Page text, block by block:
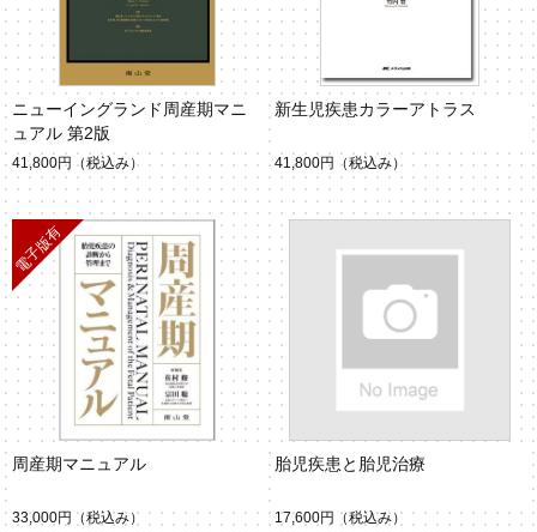
ニューイングランド周産期マニ
ュアル 第2版
41,800円 （税込み）
新生児疾患カラーアトラス
41,800円 （税込み）
周産期マニュアル
33,000円 （税込み）
胎児疾患と胎児治療
17,600円 （税込み）